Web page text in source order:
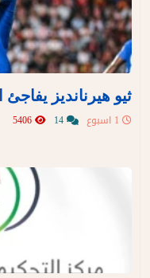
ثيو هيرنانديز يفاجئ